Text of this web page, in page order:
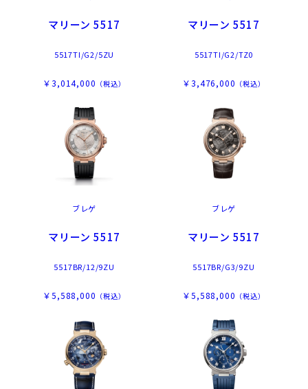
マリーン 5517
5517TI/G2/5ZU
￥3,014,000 （税込）
マリーン 5517
5517TI/G2/TZ0
￥3,476,000 （税込）
ブレゲ
マリーン 5517
5517BR/12/9ZU
￥5,588,000 （税込）
ブレゲ
マリーン 5517
5517BR/G3/9ZU
￥5,588,000 （税込）